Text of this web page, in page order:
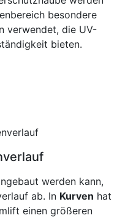
besondere
verwendet, die UV-
bieten.
werden kann,
ab. In Kurven hat
einen größeren